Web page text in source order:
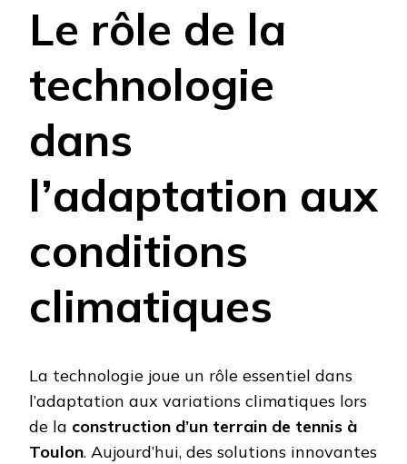
Le rôle de la
technologie
dans
l’adaptation aux
conditions
climatiques
La technologie joue un rôle essentiel dans
l’adaptation aux variations climatiques lors
de la construction d’un terrain de tennis à
Toulon. Aujourd’hui, des solutions innovantes